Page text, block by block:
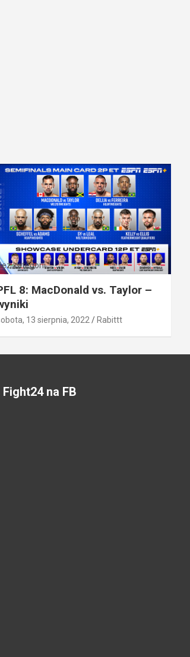
kategorii
8: MacDonald vs. Taylor –
13 sierpnia, 2022 Rabittt
Fight24 na FB